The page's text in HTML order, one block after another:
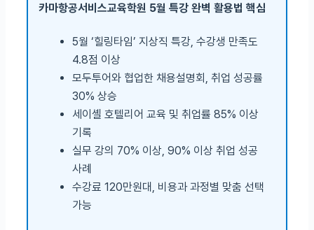
카마항공서비스교육학원 5월 특강 완벽 활용법 핵심
5월 ‘힐링타임’ 지상직 특강, 수강생 만족도
4.8점 이상
모두투어와 협업한 채용설명회, 취업 성공률
30% 상승
세이셸 호텔리어 교육 및 취업률 85% 이상
기록
실무 강의 70% 이상, 90% 이상 취업 성공
사례
수강료 120만원대, 비용과 과정별 맞춤 선택
가능